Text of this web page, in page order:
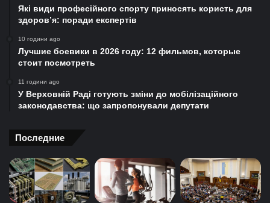
Які види професійного спорту приносять користь для
здоров’я: поради експертів
10 години ago
Лучшие боевики в 2026 году: 12 фильмов, которые
стоит посмотреть
11 години ago
У Верховній Раді готують зміни до мобілізаційного
законодавства: що запропонували депутати
Последние